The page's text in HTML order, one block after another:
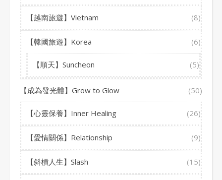
【越南旅遊】Vietnam (8)
【韓國旅遊】Korea (6)
【順天】Suncheon (5)
【成為發光體】Grow to Glow (50)
【心靈保養】Inner Healing (26)
【愛情關係】Relationship (9)
【斜槓人生】Slash (15)